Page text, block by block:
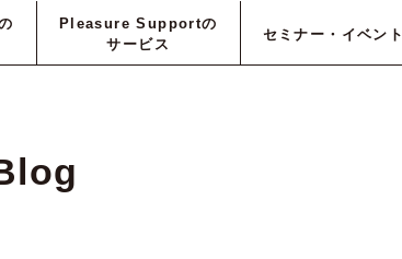
Pleasure Supportの
サービス
セミナー・イベント